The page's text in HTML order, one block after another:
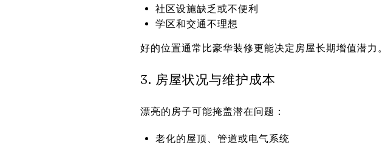
社区设施缺乏或不便利
学区和交通不理想
好的位置通常比豪华装修更能决定房屋长期增值潜力。
3. 房屋状况与维护成本
漂亮的房子可能掩盖潜在问题：
老化的屋顶、管道或电气系统